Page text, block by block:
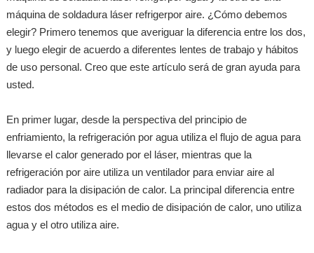
máquina de soldadura láser refrigerpor aire. ¿Cómo debemos
elegir? Primero tenemos que averiguar la diferencia entre los dos,
y luego elegir de acuerdo a diferentes lentes de trabajo y hábitos
de uso personal. Creo que este artículo será de gran ayuda para
usted.
En primer lugar, desde la perspectiva del principio de
enfriamiento, la refrigeración por agua utiliza el flujo de agua para
llevarse el calor generado por el láser, mientras que la
refrigeración por aire utiliza un ventilador para enviar aire al
radiador para la disipación de calor. La principal diferencia entre
estos dos métodos es el medio de disipación de calor, uno utiliza
agua y el otro utiliza aire.